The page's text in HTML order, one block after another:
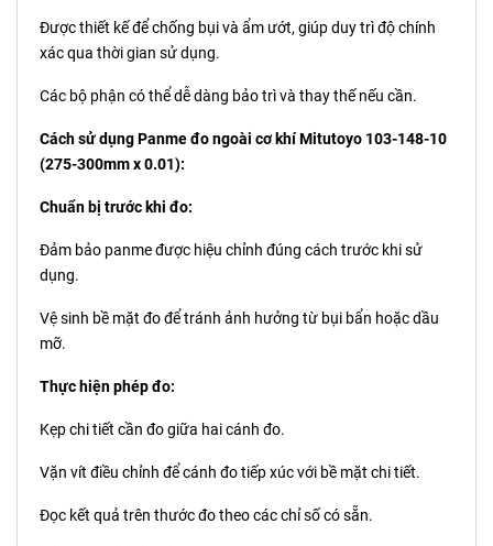
Được thiết kế để chống bụi và ẩm ướt, giúp duy trì độ chính
xác qua thời gian sử dụng.
Các bộ phận có thể dễ dàng bảo trì và thay thế nếu cần.
Cách sử dụng Panme đo ngoài cơ khí Mitutoyo 103-148-10
(275-300mm x 0.01):
Chuẩn bị trước khi đo:
Đảm bảo panme được hiệu chỉnh đúng cách trước khi sử
dụng.
Vệ sinh bề mặt đo để tránh ảnh hưởng từ bụi bẩn hoặc dầu
mỡ.
Thực hiện phép đo:
Kẹp chi tiết cần đo giữa hai cánh đo.
Vặn vít điều chỉnh để cánh đo tiếp xúc với bề mặt chi tiết.
Đọc kết quả trên thước đo theo các chỉ số có sẵn.